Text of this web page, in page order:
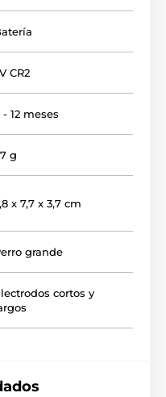
reacciona a la
vocales, por lo
CR2
- 12 meses
g
x 7,7 x 3,7 cm
grande
cortos y